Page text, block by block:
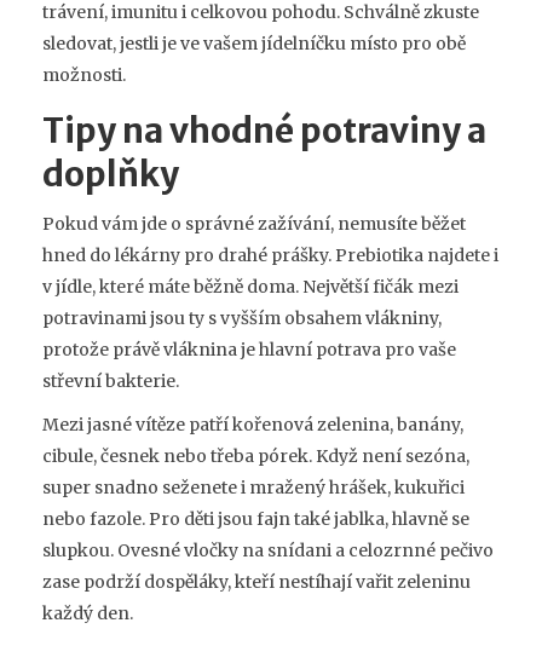
trávení, imunitu i celkovou pohodu. Schválně zkuste
sledovat, jestli je ve vašem jídelníčku místo pro obě
možnosti.
Tipy na vhodné potraviny a
doplňky
Pokud vám jde o správné zažívání, nemusíte běžet
hned do lékárny pro drahé prášky. Prebiotika najdete i
v jídle, které máte běžně doma. Největší fičák mezi
potravinami jsou ty s vyšším obsahem vlákniny,
protože právě vláknina je hlavní potrava pro vaše
střevní bakterie.
Mezi jasné vítěze patří kořenová zelenina, banány,
cibule, česnek nebo třeba pórek. Když není sezóna,
super snadno seženete i mražený hrášek, kukuřici
nebo fazole. Pro děti jsou fajn také jablka, hlavně se
slupkou. Ovesné vločky na snídani a celozrnné pečivo
zase podrží dospěláky, kteří nestíhají vařit zeleninu
každý den.